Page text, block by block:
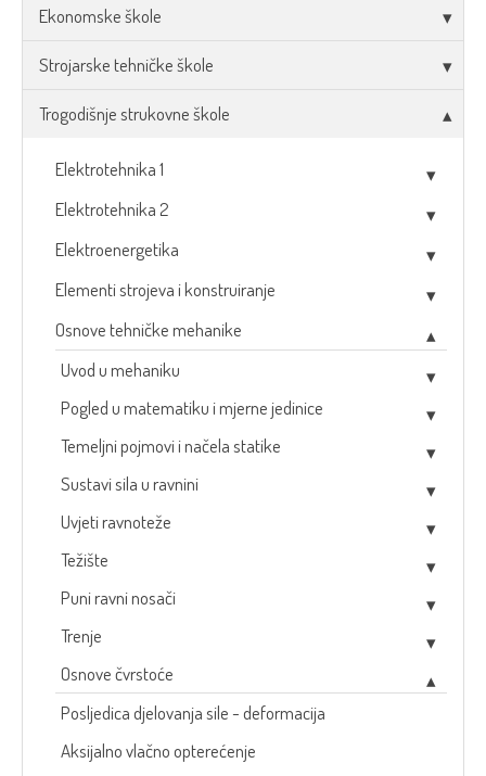
Ekonomske škole
Strojarske tehničke škole
Trogodišnje strukovne škole
Elektrotehnika 1
Elektrotehnika 2
Elektroenergetika
Elementi strojeva i konstruiranje
Osnove tehničke mehanike
Uvod u mehaniku
Pogled u matematiku i mjerne jedinice
Temeljni pojmovi i načela statike
Sustavi sila u ravnini
Uvjeti ravnoteže
Težište
Puni ravni nosači
Trenje
Osnove čvrstoće
Posljedica djelovanja sile - deformacija
Aksijalno vlačno opterećenje